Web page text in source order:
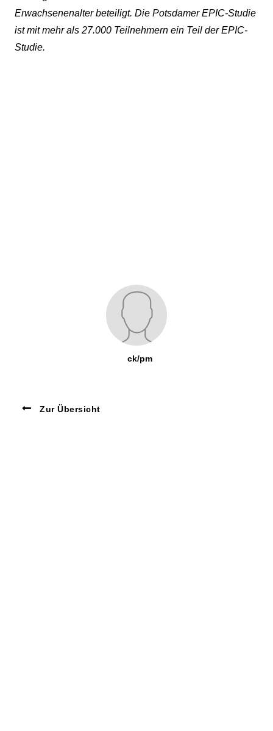
Erwachsenenalter beteiligt. Die Potsdamer EPIC-Studie
ist mit mehr als 27.000 Teilnehmern ein Teil der EPIC-
Studie.
ck/pm
Zur Übersicht